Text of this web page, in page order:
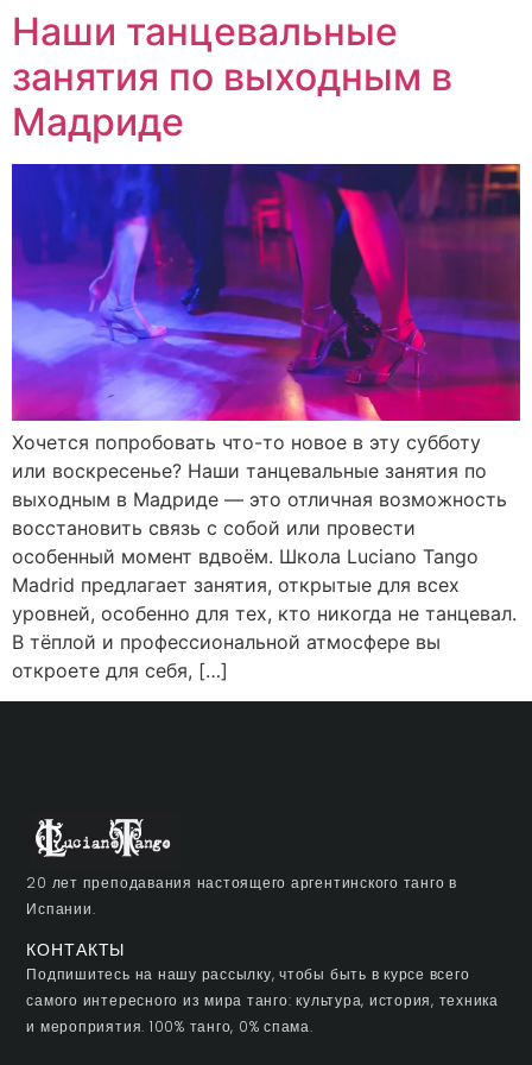
Наши танцевальные
занятия по выходным в
Мадриде
Хочется попробовать что-то новое в эту субботу
или воскресенье? Наши танцевальные занятия по
выходным в Мадриде — это отличная возможность
восстановить связь с собой или провести
особенный момент вдвоём. Школа Luciano Tango
Madrid предлагает занятия, открытые для всех
уровней, особенно для тех, кто никогда не танцевал.
В тёплой и профессиональной атмосфере вы
откроете для себя, […]
20 лет преподавания настоящего аргентинского танго в
Испании.
КОНТАКТЫ
Подпишитесь на нашу рассылку, чтобы быть в курсе всего
самого интересного из мира танго: культура, история, техника
и мероприятия. 100% танго, 0% спама.